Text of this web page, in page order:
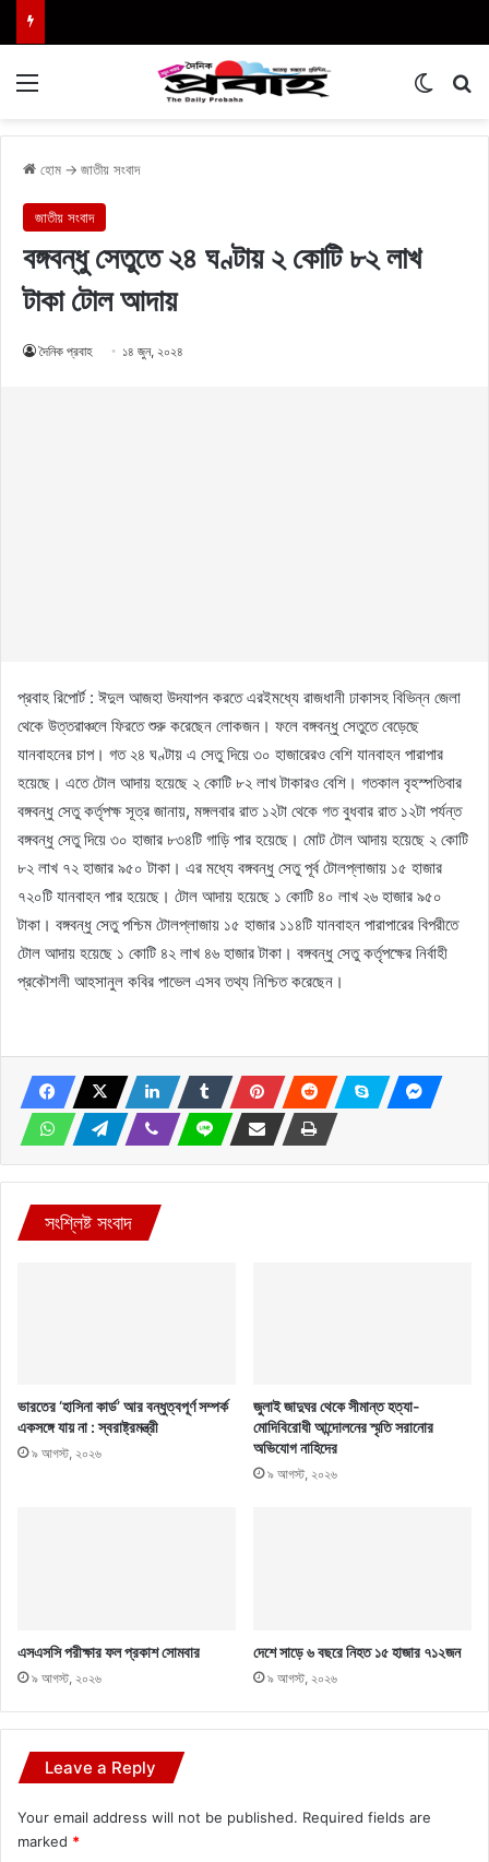
হোম → জাতীয় সংবাদ
জাতীয় সংবাদ
বঙ্গবন্ধু সেতুতে ২৪ ঘণ্টায় ২ কোটি ৮২ লাখ
টাকা টোল আদায়
দৈনিক প্রবাহ ১৪ জুন, ২০২৪
প্রবাহ রিপোর্ট : ঈদুল আজহা উদযাপন করতে এরইমধ্যে রাজধানী ঢাকাসহ বিভিন্ন জেলা
থেকে উত্তরাঞ্চলে ফিরতে শুরু করেছেন লোকজন। ফলে বঙ্গবন্ধু সেতুতে বেড়েছে
যানবাহনের চাপ। গত ২৪ ঘণ্টায় এ সেতু দিয়ে ৩০ হাজারেরও বেশি যানবাহন পারাপার
হয়েছে। এতে টোল আদায় হয়েছে ২ কোটি ৮২ লাখ টাকারও বেশি। গতকাল বৃহস্পতিবার
বঙ্গবন্ধু সেতু কর্তৃপক্ষ সূত্র জানায়, মঙ্গলবার রাত ১২টা থেকে গত বুধবার রাত ১২টা পর্যন্ত
বঙ্গবন্ধু সেতু দিয়ে ৩০ হাজার ৮৩৪টি গাড়ি পার হয়েছে। মোট টোল আদায় হয়েছে ২ কোটি
৮২ লাখ ৭২ হাজার ৯৫০ টাকা। এর মধ্যে বঙ্গবন্ধু সেতু পূর্ব টোলপ্লাজায় ১৫ হাজার
৭২০টি যানবাহন পার হয়েছে। টোল আদায় হয়েছে ১ কোটি ৪০ লাখ ২৬ হাজার ৯৫০
টাকা। বঙ্গবন্ধু সেতু পশ্চিম টোলপ্লাজায় ১৫ হাজার ১১৪টি যানবাহন পারাপারের বিপরীতে
টোল আদায় হয়েছে ১ কোটি ৪২ লাখ ৪৬ হাজার টাকা। বঙ্গবন্ধু সেতু কর্তৃপক্ষের নির্বাহী
প্রকৌশলী আহসানুল কবির পাভেল এসব তথ্য নিশ্চিত করেছেন।
সংশ্লিষ্ট সংবাদ
ভারতের ‘হাসিনা কার্ড’ আর বন্ধুত্বপূর্ণ সম্পর্ক
একসঙ্গে যায় না : স্বরাষ্ট্রমন্ত্রী
৯ আগস্ট, ২০২৬
জুলাই জাদুঘর থেকে সীমান্ত হত্যা-
মোদিবিরোধী আন্দোলনের স্মৃতি সরানোর
অভিযোগ নাহিদের
৯ আগস্ট, ২০২৬
এসএসসি পরীক্ষার ফল প্রকাশ সোমবার
৯ আগস্ট, ২০২৬
দেশে সাড়ে ৬ বছরে নিহত ১৫ হাজার ৭১২জন
৯ আগস্ট, ২০২৬
Leave a Reply
Your email address will not be published. Required fields are
marked *